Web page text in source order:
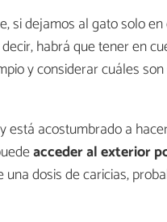
si dejamos al gato solo
habrá que tener en
y considerar cuáles
está acostumbrado a
acceder al exterior
dosis de caricias,